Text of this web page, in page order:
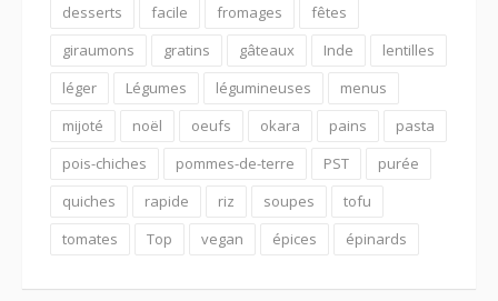
desserts
facile fromages
fêtes
giraumons
gratins gâteaux Inde
lentilles
léger
Légumes légumineuses
menus
mijoté
noël oeufs okara pains
pasta
pois-chiches
pommes-de-terre PST
purée
quiches
rapide riz soupes
tofu
tomates
Top vegan épices épinards